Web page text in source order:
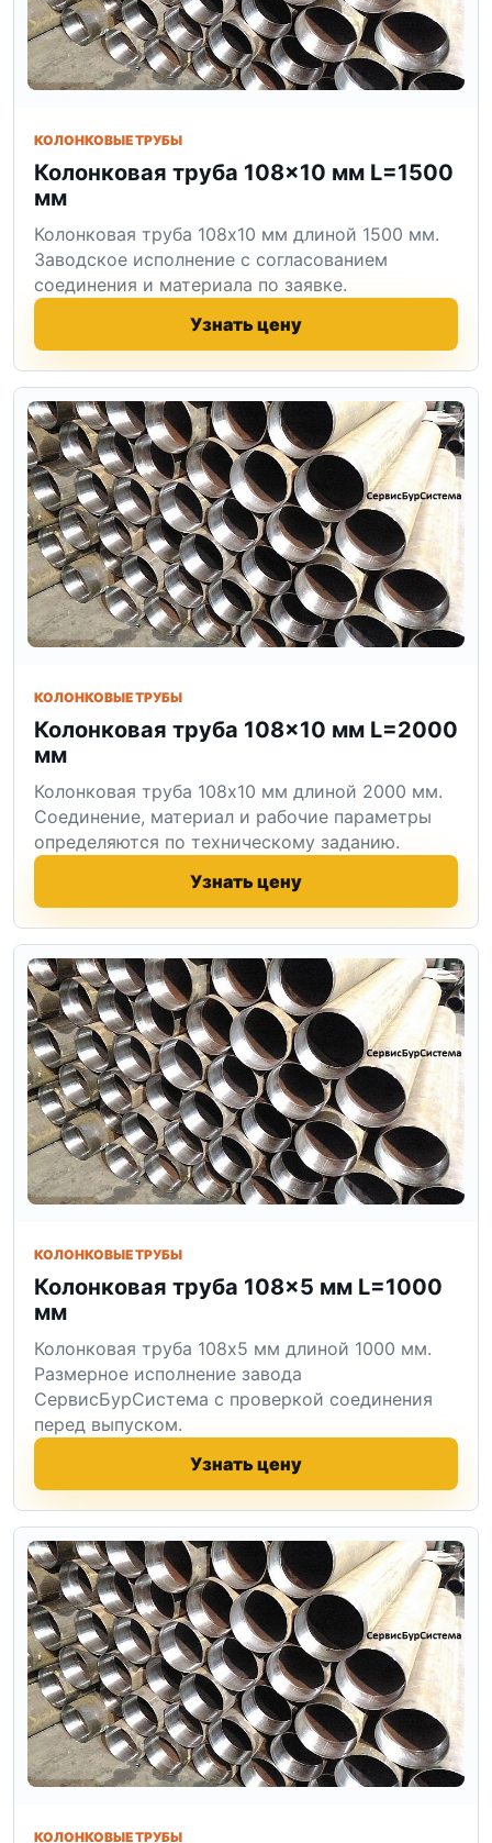
КОЛОНКОВЫЕ ТРУБЫ
Колонковая труба 108×10 мм L=1500
мм
Колонковая труба 108x10 мм длиной 1500 мм.
Заводское исполнение с согласованием
соединения и материала по заявке.
Узнать цену
КОЛОНКОВЫЕ ТРУБЫ
Колонковая труба 108×10 мм L=2000
мм
Колонковая труба 108x10 мм длиной 2000 мм.
Соединение, материал и рабочие параметры
определяются по техническому заданию.
Узнать цену
КОЛОНКОВЫЕ ТРУБЫ
Колонковая труба 108×5 мм L=1000
мм
Колонковая труба 108x5 мм длиной 1000 мм.
Размерное исполнение завода
СервисБурСистема с проверкой соединения
перед выпуском.
Узнать цену
КОЛОНКОВЫЕ ТРУБЫ